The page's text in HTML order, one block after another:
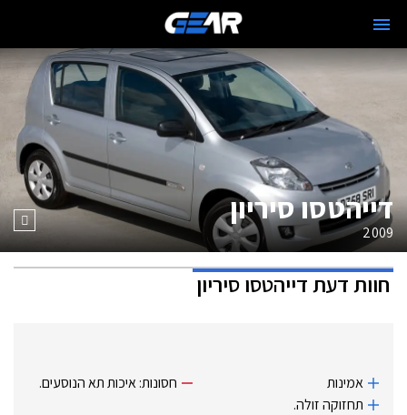
דייהטסו סיריון
2009
חוות דעתדייהטסו סיריון
אמינות
תחזוקה זולה.
חסונות: איכות תא הנוסעים.